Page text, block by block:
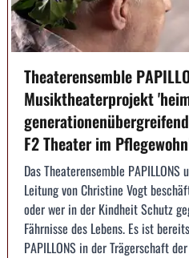
Theaterensemble
Musiktheaterprojekt
F2 Theater im
Das Theaterensemble
Leitung von Christine Vogt
oder wer in der Kindheit Schutz
Fährnisse des Lebens. Es ist
PAPILLONS in der Trägerschaft